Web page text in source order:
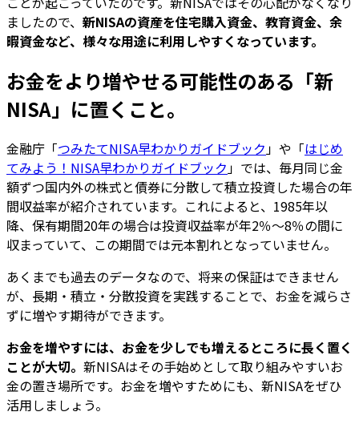
ましたので、 新NISAの資産を住宅購入資金、教育資金、余
暇資金など、様々な用途に利用しやすくなっています。
お金をより増やせる可能性のある「新
NISA」に置くこと。
金融庁「つみたてNISA早わかりガイドブック 」や「はじめ
てみよう！NISA早わかりガイドブック 」では、毎月同じ金
額ずつ国内外の株式と債券に分散して積立投資した場合の年
間収益率が紹介されています。これによると、1985年以
降、保有期間20年の場合は投資収益率が年2％～8％の間に
収まっていて、この期間では元本割れとなっていません。
あくまでも過去のデータなので、将来の保証はできません
が、長期・積立・分散投資を実践することで、お金を減らさ
ずに増やす期待ができます。
お金を増やすには、お金を少しでも増えるところに長く置く
ことが大切。 新NISAはその手始めとして取り組みやすいお
金の置き場所です。お金を増やすためにも、新NISAをぜひ
活用しましょう。